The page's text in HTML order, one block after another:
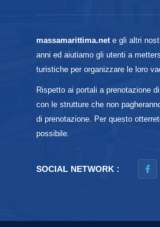
massamarittima.nete gli altri
anni ed aiutiamo gli utenti a
turistiche per organizzare le loro
Rispetto ai portali a prenotazione
con le strutture che non
di prenotazione. Per questo
possibile.
SOCIAL NETWORK :